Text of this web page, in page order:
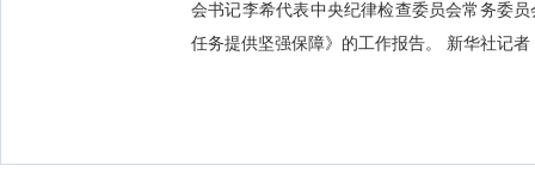
会书记李希代表中央纪律检查委员会常务委
任务提供坚强保障》的工作报告。 新华社记者